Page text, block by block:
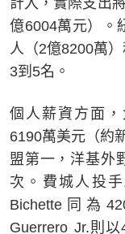
億6004萬元）。
人（2億8200萬
3到5名。
個人薪資方面
6190萬美元（約
盟第一，洋基外
次。費城人投
Bichette同為
Guerrero Jr.則